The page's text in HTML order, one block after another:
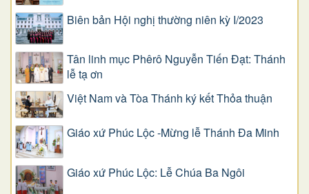
Biên bản Hội nghị thường niên kỳ I/2023
Tân linh mục Phêrô Nguyễn Tiến Đạt: Thánh
lễ tạ ơn
Việt Nam và Tòa Thánh ký kết Thỏa thuận
Giáo xứ Phúc Lộc -Mừng lễ Thánh Đa Minh
Giáo xứ Phúc Lộc: Lễ Chúa Ba Ngôi